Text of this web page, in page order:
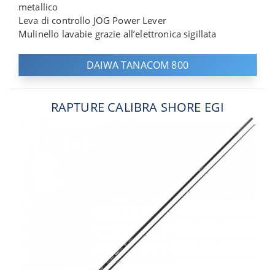
metallico
Leva di controllo JOG Power Lever
Mulinello lavabie grazie all’elettronica sigillata
DAIWA TANACOM 800
RAPTURE CALIBRA SHORE EGI